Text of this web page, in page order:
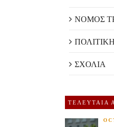
ΝΟΜΟΣ
ΠΟΛΙΤΙΚΗ
ΣΧΟΛΙΑ
ΤΕΛΕΥΤΑΙΑ